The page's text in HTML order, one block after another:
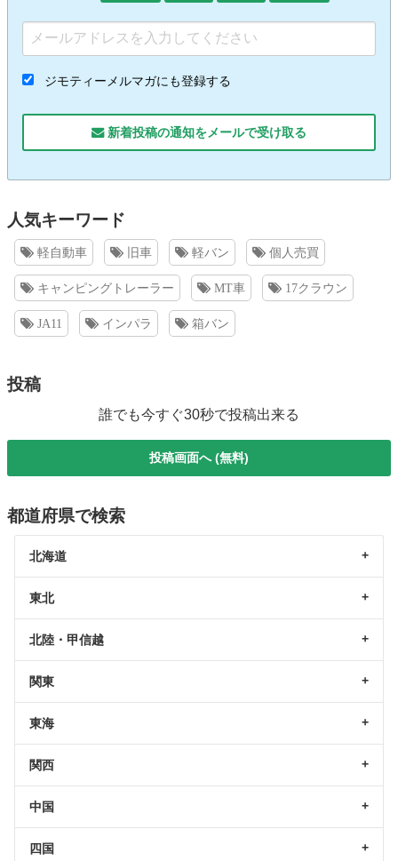
ジモティーメルマガにも登録する
新着投稿の通知をメールで受け取る
人気キーワード
軽自動車 旧車 軽バン 個人売買
キャンピングトレーラー MT車 17クラウン
JA11 インパラ 箱バン
投稿
誰でも今すぐ30秒で投稿出来る
投稿画面へ (無料)
都道府県で検索
北海道
東北
北陸・甲信越
関東
東海
関西
中国
四国